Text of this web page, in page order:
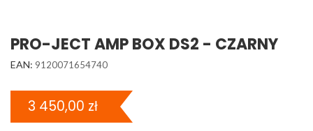
PRO-JECT AMP BOX DS2 - CZARNY
EAN: 9120071654740
3 450,00 zł